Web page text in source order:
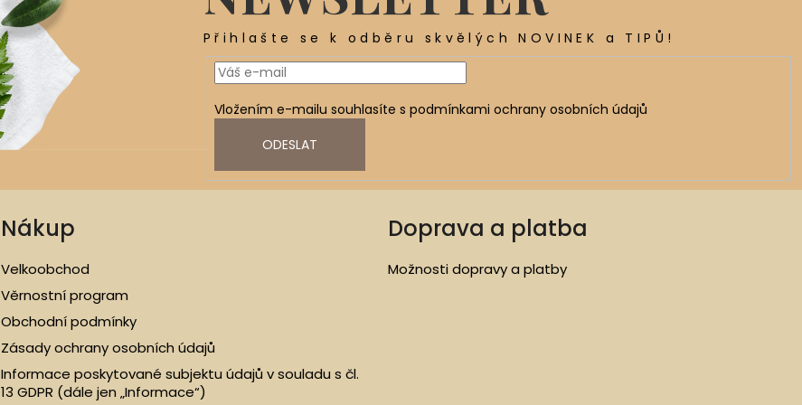
Přihlašte se k odběru skvělých NOVINEK a TIPŮ!
Vložením e-mailu souhlasíte s podmínkami ochrany osobních údajů
ODESLAT
Nákup
Velkoobchod
Věrnostní program
Obchodní podmínky
Zásady ochrany osobních údajů
Informace poskytované subjektu údajů v souladu s čl.
13 GDPR (dále jen „Informace“)
Doprava a platba
Možnosti dopravy a platby